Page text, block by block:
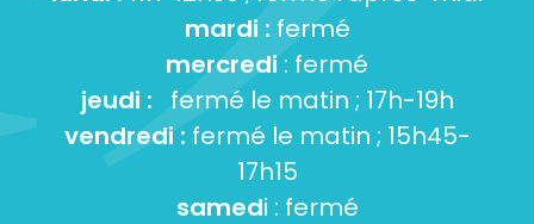
mardi : fermé
mercredi : fermé
jeudi : fermé le matin ; 17h-19h
vendredi : fermé le matin ; 15h45-
17h15
samedi : fermé